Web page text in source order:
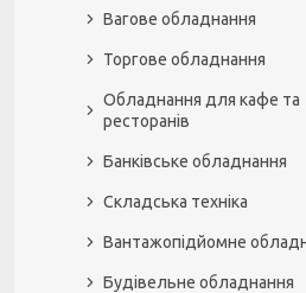
Вагове обладнання
Торгове обладнання
Обладнання для кафе та
ресторанів
Банківське обладнання
Складська техніка
Вантажопідйомне
Будівельне обладнання